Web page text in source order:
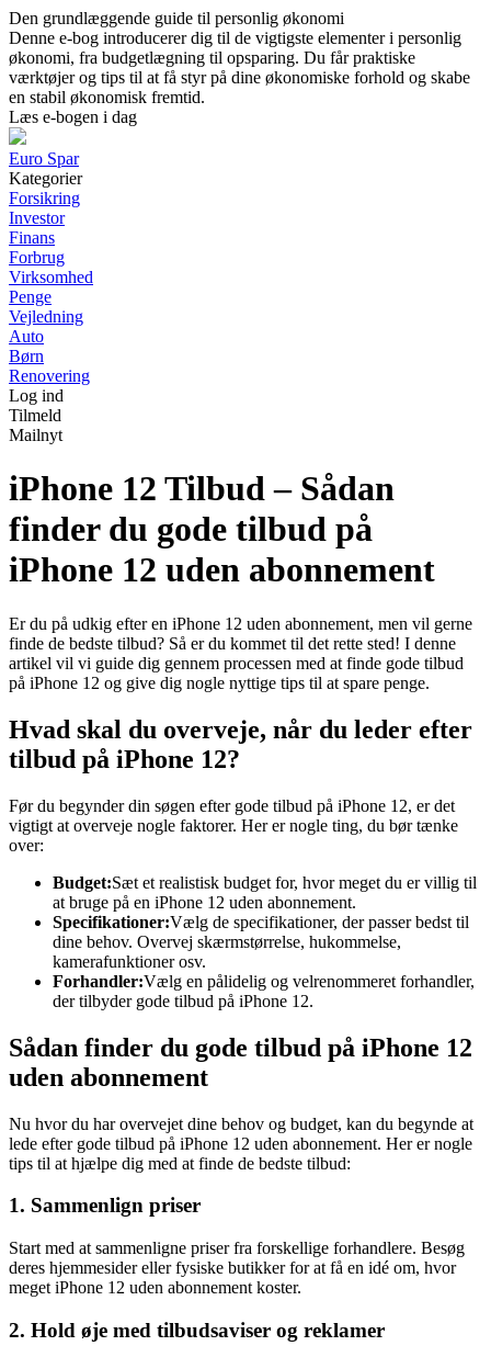
Den grundlæggende guide til personlig økonomi
Denne e-bog introducerer dig til de vigtigste elementer i personlig
økonomi, fra budgetlægning til opsparing. Du får praktiske
værktøjer og tips til at få styr på dine økonomiske forhold og skabe
en stabil økonomisk fremtid.
Læs e-bogen i dag
Euro Spar
Kategorier
Forsikring
Investor
Finans
Forbrug
Virksomhed
Penge
Vejledning
Auto
Børn
Renovering
Log ind
Tilmeld
Mailnyt
iPhone 12 Tilbud – Sådan
finder du gode tilbud på
iPhone 12 uden abonnement
Er du på udkig efter en iPhone 12 uden abonnement, men vil gerne
finde de bedste tilbud? Så er du kommet til det rette sted! I denne
artikel vil vi guide dig gennem processen med at finde gode tilbud
på iPhone 12 og give dig nogle nyttige tips til at spare penge.
Hvad skal du overveje, når du leder efter
tilbud på iPhone 12?
Før du begynder din søgen efter gode tilbud på iPhone 12, er det
vigtigt at overveje nogle faktorer. Her er nogle ting, du bør tænke
over:
Budget:Sæt et realistisk budget for, hvor meget du er villig til
at bruge på en iPhone 12 uden abonnement.
Specifikationer:Vælg de specifikationer, der passer bedst til
dine behov. Overvej skærmstørrelse, hukommelse,
kamerafunktioner osv.
Forhandler:Vælg en pålidelig og velrenommeret forhandler,
der tilbyder gode tilbud på iPhone 12.
Sådan finder du gode tilbud på iPhone 12
uden abonnement
Nu hvor du har overvejet dine behov og budget, kan du begynde at
lede efter gode tilbud på iPhone 12 uden abonnement. Her er nogle
tips til at hjælpe dig med at finde de bedste tilbud:
1. Sammenlign priser
Start med at sammenligne priser fra forskellige forhandlere. Besøg
deres hjemmesider eller fysiske butikker for at få en idé om, hvor
meget iPhone 12 uden abonnement koster.
2. Hold øje med tilbudsaviser og reklamer